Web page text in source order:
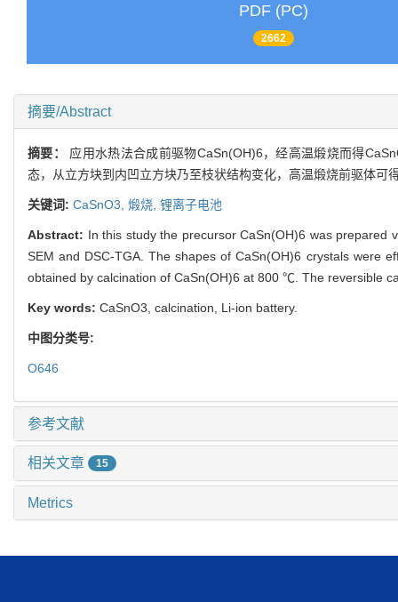
PDF (PC)
2662
摘要/Abstract
摘要： 应用水热法合成前驱物CaSn(OH)6，经高温煅烧而得
态，从立方块到内凹立方块乃至枝状结构变化，高温煅烧前驱体
关键词: CaSnO3, 煅烧, 锂离子电池
Abstract: In this study the precursor CaSn(OH)6 was prepared
SEM and DSC-TGA. The shapes of CaSn(OH)6 crystals were
obtained by calcination of CaSn(OH)6 at 800 ℃. The reversible
Key words: CaSnO3, calcination, Li-ion battery.
中图分类号:
O646
参考文献
相关文章 15
Metrics